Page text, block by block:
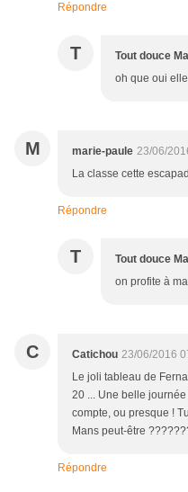
Répondre
T Tout douce
oh que oui
M marie-paule 23/06/
La classe cette
Répondre
T Tout douce
on profite à
C Catichou 23/06/2016
Le joli tableau de
20 ... Une belle
compte, ou presque !
Mans peut-être
Répondre